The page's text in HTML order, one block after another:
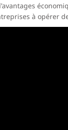
à opérer